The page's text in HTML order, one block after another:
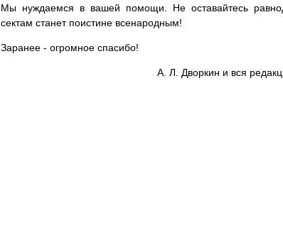
Мы нуждаемся в вашей помощи. Не оставайтесь
сектам станет поистине всенародным!
Заранее - огромное спасибо!
А. Л. Дворкин и вся